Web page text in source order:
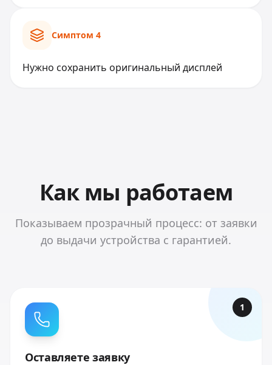
Симптом 4
Нужно сохранить оригинальный дисплей
Как мы работаем
Показываем прозрачный процесс: от заявки
до выдачи устройства с гарантией.
1
Оставляете заявку